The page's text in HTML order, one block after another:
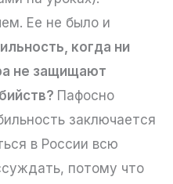
Ее не было и
когда ни
не защищают
Пафосно
заключается
в России всю
потому что